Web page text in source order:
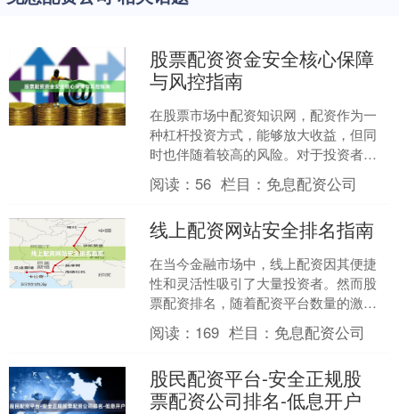
股票配资资金安全核心保障
与风控指南
在股票市场中配资知识网，配资作为一
种杠杆投资方式，能够放大收益，但同
时也伴随着较高的风险。对于投资者而
言，资金安全始终是第一位的。本文将
围绕股票配资的资金安全保....
阅读： 56 栏目： 免息配资公司
线上配资网站安全排名指南
在当今金融市场中，线上配资因其便捷
性和灵活性吸引了大量投资者。然而股
票配资排名，随着配资平台数量的激
增，安全问题也日益凸显。为了帮助投
资者规避风险，本文整理了一....
阅读： 169 栏目： 免息配资公司
股民配资平台-安全正规股
票配资公司排名-低息开户